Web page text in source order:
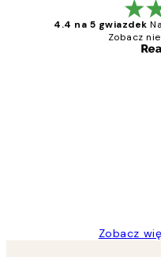
4.4 na 5 gwiazdek
Zobacz
Zobacz